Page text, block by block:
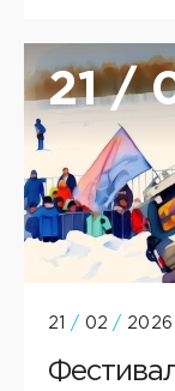
21 /
21 / 02 / 2026